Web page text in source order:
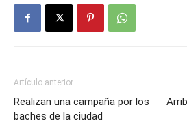
Artículo anterior
Realizan una campaña por los
baches de la ciudad